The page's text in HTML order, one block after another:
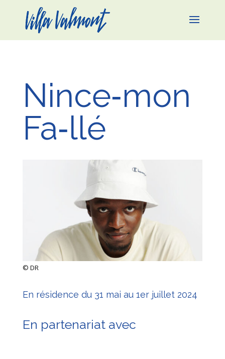
Nince‐mon
Fa‐llé
© DR
En résidence du 31 mai au 1er juillet 2024
En partenariat avec